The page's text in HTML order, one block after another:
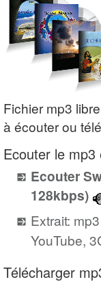
Fichier mp3
à écouter ou
Ecouter le mp3
Ecouter
128kbps)
Extrait:
YouTube,
Télécharger